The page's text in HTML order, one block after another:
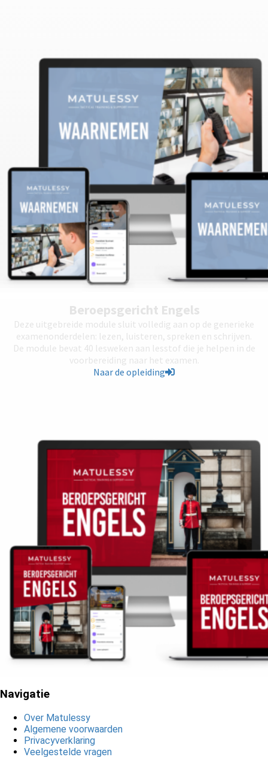
Beroepsgericht Engels
Deze uitgebreide module sluit volledig aan op de generieke
examenonderdelen: lezen, luisteren, spreken en schrijven.
De module bevat 40 lesweken aan lesstof die je helpen in de
voorbereiding naar het examen.
Naar de opleiding
Navigatie
Over Matulessy
Algemene voorwaarden
Privacyverklaring
Veelgestelde vragen